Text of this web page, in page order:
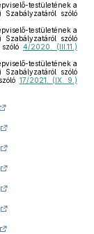
testületének a
szóló
testületének a
szóló
4/2020. (III.11.)
testületének a
szóló
17/2021. (IX. 9.)